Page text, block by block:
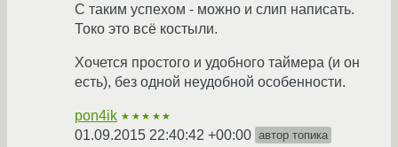
С таким успехом - можно и слип написать.
Токо это всё костыли.
Хочется простого и удобного таймера (и он
есть), без одной неудобной особенности.
pon4ik ★★★★★
01.09.2015 22:40:42 +00:00 автор топика